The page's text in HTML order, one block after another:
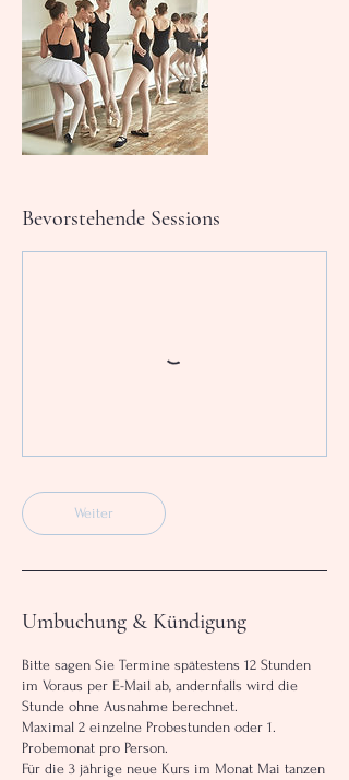
Bevorstehende Sessions
Weiter
Umbuchung & Kündigung
Bitte sagen Sie Termine spätestens 12 Stunden
im Voraus per E-Mail ab, andernfalls wird die
Stunde ohne Ausnahme berechnet.
Maximal 2 einzelne Probestunden oder 1.
Probemonat pro Person.
Für die 3 jährige neue Kurs im Monat Mai tanzen